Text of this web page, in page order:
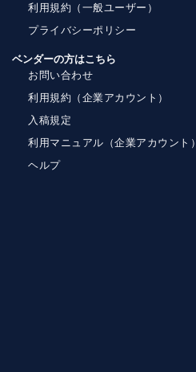
利用規約（一般ユーザー）
プライバシーポリシー
ベンダーの方はこちら
お問い合わせ
利用規約（企業アカウント）
入稿規定
利用マニュアル（企業アカウント）
ヘルプ